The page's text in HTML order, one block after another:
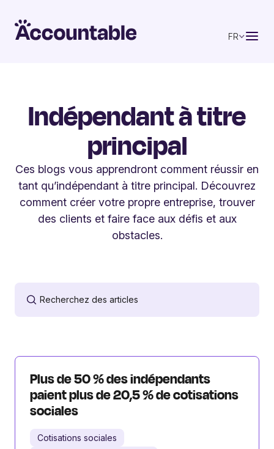
FR
Indépendant à titre
principal
Ces blogs vous apprendront comment réussir en
tant qu’indépendant à titre principal. Découvrez
comment créer votre propre entreprise, trouver
des clients et faire face aux défis et aux
obstacles.
Plus de 50 % des indépendants
paient plus de 20,5 % de cotisations
sociales
Cotisations sociales